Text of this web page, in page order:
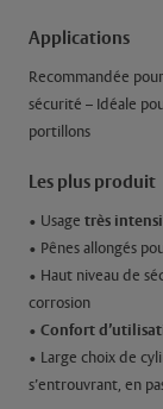
Applications
Recommandée
sécurité – Idéale
portillons
Les plus produit
• Usage très
• Pênes allongés
• Haut niveau de
corrosion
• Confort
• Large choix de
s’entrouvrant, en